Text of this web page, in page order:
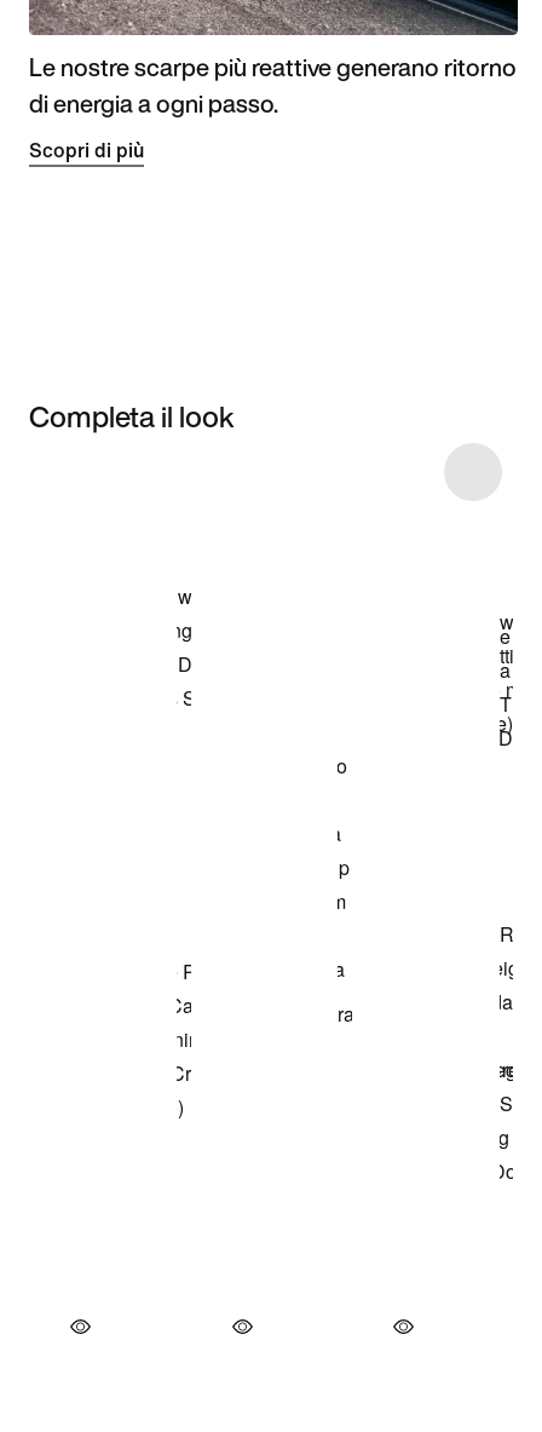
Le nostre scarpe più reattive generano ritorno
di energia a ogni passo.
Scopri di più
Completa il look